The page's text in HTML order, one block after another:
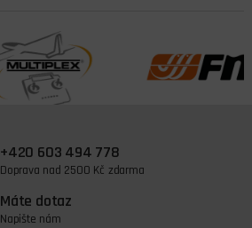
+420 603 494 778
Doprava nad 2500 Kč zdarma
Máte dotaz
Napište nám